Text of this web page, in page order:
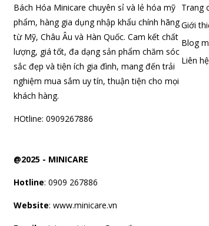
Bách Hóa Minicare chuyên sỉ và lẻ hóa mỹ
phẩm, hàng gia dụng nhập khẩu chính hãng
từ Mỹ, Châu Âu và Hàn Quốc. Cam kết chất
lượng, giá tốt, đa dạng sản phẩm chăm sóc
sắc đẹp và tiện ích gia đình, mang đến trải
nghiệm mua sắm uy tín, thuận tiện cho mọi
khách hàng.
HOtline: 0909267886
Trang
Giới
Blog
Liên hệ
@2025 - MINICARE
Hotline: 0909 267886
Website: www.minicare.vn